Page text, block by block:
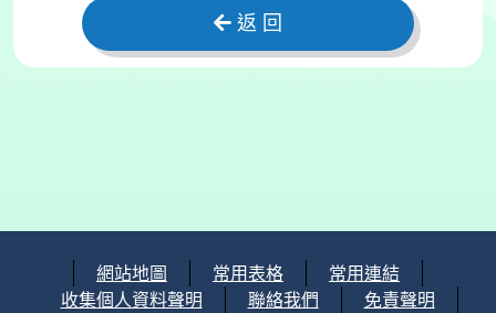
返 回
網站地圖 常用表格
常用連結
收集個人資料聲明
聯絡我們 免責聲明